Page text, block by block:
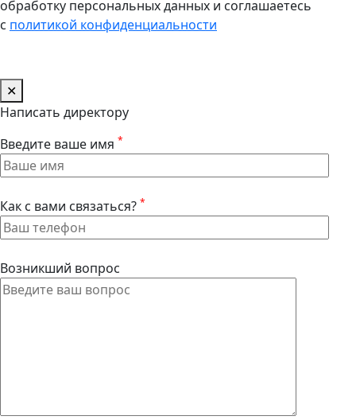
обработку персональных данных и соглашаетесь
с политикой конфиденциальности
✕
Написать директору
Введите ваше имя *
Как с вами связаться? *
Возникший вопрос